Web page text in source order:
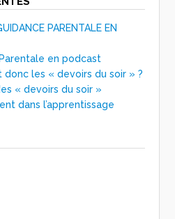
PARENTALE EN
en podcast
donc les « devoirs du soir » ?
« devoirs du soir »
dans l’apprentissage